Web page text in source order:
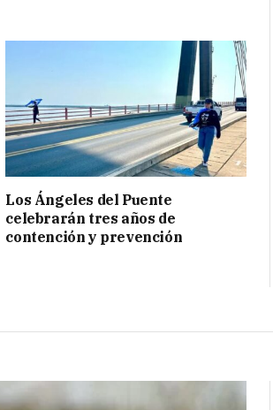
Los Ángeles del Puente
celebrarán tres años de
contención y prevención